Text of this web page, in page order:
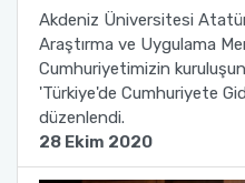
Akdeniz Üniversitesi
Araştırma ve Uygulama
Cumhuriyetimizin
'Türkiye'de Cumhuriyete
düzenlendi.
28 Ekim 2020